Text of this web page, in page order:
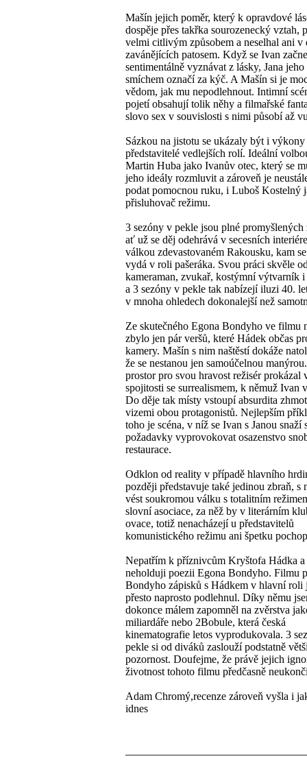
Mašín jejich poměr, který k opravdové
dospěje přes takřka sourozenecký vztah,
velmi citlivým způsobem a neselhal ani v
zavánějících patosem. Když se Ivan
sentimentálně vyznávat z lásky, Jana jeho
smíchem označí za kýč. A Mašín si je
vědom, jak mu nepodlehnout. Intimní
pojetí obsahují tolik něhy a filmařské
slovo sex v souvislosti s nimi působí až
Sázkou na jistotu se ukázaly být i výkony
představitelé vedlejších rolí. Ideální
Martin Huba jako Ivanův otec, který se
jeho ideály rozmluvit a zároveň je
podat pomocnou ruku, i Luboš Kostelný
přisluhovač režimu.
3 sezóny v pekle jsou plné promyšlených
ať už se děj odehrává v secesních
válkou zdevastovaném Rakousku, kam
vydá v roli pašeráka. Svou práci skvěle
kameraman, zvukař, kostýmní výtvarník
a 3 sezóny v pekle tak nabízejí iluzi 40.
v mnoha ohledech dokonalejší než
Ze skutečného Egona Bondyho ve filmu
zbylo jen pár veršů, které Hádek občas
kamery. Mašín s nim naštěstí dokáže
že se nestanou jen samoúčelnou
prostor pro svou hravost režisér prokázal
spojitosti se surrealismem, k němuž Ivan
Do děje tak místy vstoupí absurdita
vizemi obou protagonistů. Nejlepším
toho je scéna, v níž se Ivan s Janou snaží
požadavky vyprovokovat osazenstvo
restaurace.
Odklon od reality v případě hlavního
později představuje také jedinou zbraň, s
vést soukromou válku s totalitním
slovní asociace, za něž by v literárním
ovace, totiž nenacházejí u představitelů
komunistického režimu ani špetku
Nepatřím k příznivcům Kryštofa Hádka a
neholduji poezii Egona Bondyho. Filmu
Bondyho zápisků s Hádkem v hlavní roli
přesto naprosto podlehnul. Díky němu
dokonce málem zapomněl na zvěrstva
miliardáře nebo 2Bobule, která česká
kinematografie letos vyprodukovala. 3
pekle si od diváků zaslouží podstatně
pozornost. Doufejme, že právě jejich
životnost tohoto filmu předčasně
Adam Chromý,recenze zároveň vyšla i
idnes